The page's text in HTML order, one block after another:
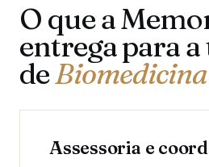
O que a
entrega para
deBiomedicina
Assessoria e